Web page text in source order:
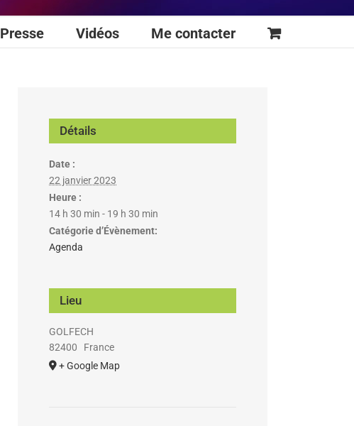
Presse Vidéos Me contacter
Détails
Date :
22 janvier 2023
Heure :
14 h 30 min - 19 h 30 min
Catégorie d’Évènement:
Agenda
Lieu
GOLFECH
82400
France
+ Google Map